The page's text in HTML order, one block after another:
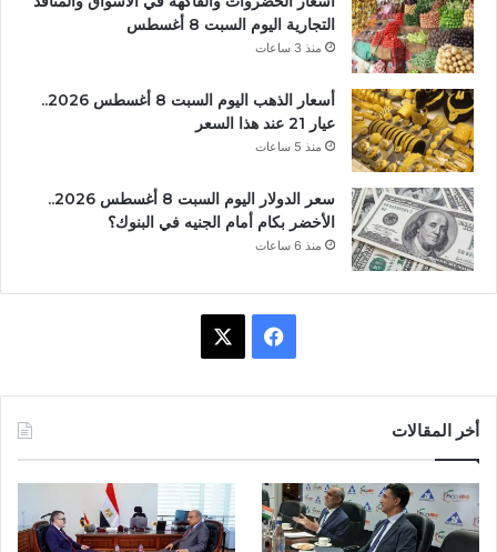
التجارية اليوم السبت 8 أغسطس
منذ 3 ساعات
أسعار الذهب اليوم السبت 8 أغسطس 2026..
عيار 21 عند هذا السعر
منذ 5 ساعات
سعر الدولار اليوم السبت 8 أغسطس 2026..
الأخضر بكام أمام الجنيه في البنوك؟
منذ 6 ساعات
فيسبوك
أخر المقالات